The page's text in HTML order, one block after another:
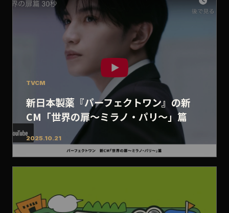
TVCM
新日本製薬『パーフェクトワン』の新
CM「世界の扉～ミラノ・パリ～」篇
2025.10.21